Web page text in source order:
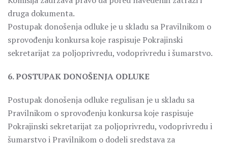
druga dokumenta.
Postupak donošenja odluke je u skladu sa Pravilnikom o
sprovođenju konkursa koje raspisuje Pokrajinski
sekretarijat za poljoprivredu, vodoprivredu i šumarstvo.
6. POSTUPAK DONOŠENJA ODLUKE
Postupak donošenja odluke regulisan je u skladu sa
Pravilnikom o sprovođenju konkursa koje raspisuje
Pokrajinski sekretarijat za poljoprivredu, vodoprivredu i
šumarstvo i Pravilnikom o dodeli sredstava za